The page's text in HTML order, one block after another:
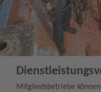
Mitgliedsbetriebe